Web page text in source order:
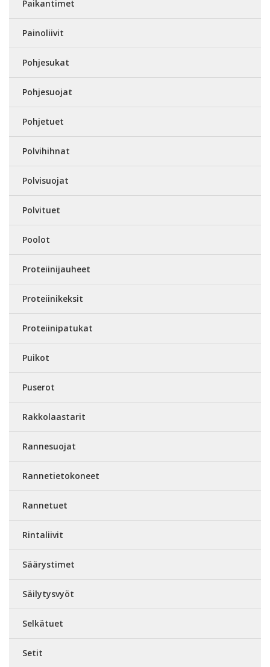
Paikantimet
Painoliivit
Pohjesukat
Pohjesuojat
Pohjetuet
Polvihihnat
Polvisuojat
Polvituet
Poolot
Proteiinijauheet
Proteiinikeksit
Proteiinipatukat
Puikot
Puserot
Rakkolaastarit
Rannesuojat
Rannetietokoneet
Rannetuet
Rintaliivit
Säärystimet
Säilytysvyöt
Selkätuet
Setit